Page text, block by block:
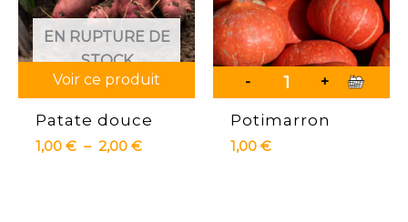
EN RUPTURE DE
STOCK
Voir ce produit
Patate douce
1,00€ – 2,00€Plage
- +
Potimarron
1,00€